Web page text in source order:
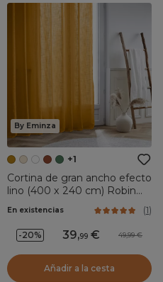
By Eminza
+1
Cortina de gran ancho efecto
lino (400 x 240 cm) Robin
En existencias (1)
-20% 39,99 49,99
Añadir a la cesta